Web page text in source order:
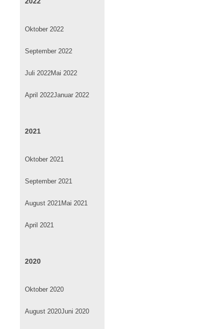
Oktober 2022
September 2022
Juli 2022Mai 2022
April 2022Januar 2022
2021
Oktober 2021
September 2021
August 2021Mai 2021
April 2021
2020
Oktober 2020
August 2020Juni 2020